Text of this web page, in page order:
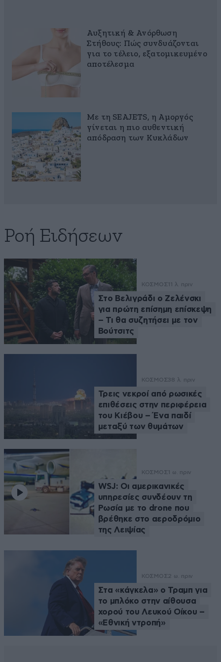
Αυξητική & Ανόρθωση
Στήθους: Πώς συνδυάζονται
για το τέλειο, εξατομικευμένο
αποτέλεσμα
Με τη SEAJETS, η Αμοργός
γίνεται η πιο αυθεντική
απόδραση των Κυκλάδων
Ροή Ειδήσεων
ΚΟΣΜΟΣ 11 λ. πριν
Στο Βελιγράδι ο Ζελένσκι
για πρώτη επίσημη επίσκεψη
– Τι θα συζητήσει με τον
Βούτσιτς
ΚΟΣΜΟΣ38 λ. πριν
Τρεις νεκροί από ρωσικές
επιθέσεις στην περιφέρεια
του Κιέβου – Ένα παιδί
μεταξύ των θυμάτων
ΚΟΣΜΟΣ 1 ω. πριν
WSJ: Οι αμερικανικές
υπηρεσίες συνδέουν τη
Ρωσία με το drone που
βρέθηκε στο αεροδρόμιο
της Λειψίας
ΚΟΣΜΟΣ2 ω. πριν
Στα «κάγκελα» ο Τραμπ για
το μπλόκο στην αίθουσα
χορού του Λευκού Οίκου –
«Εθνική ντροπή»